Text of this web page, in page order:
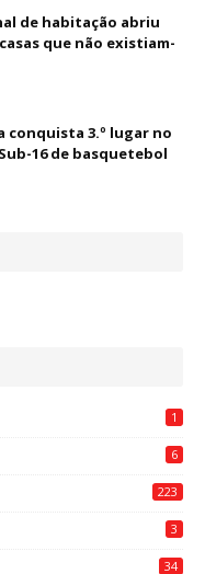
de habitação abriu
que não existiam-
conquista 3.º lugar no
16 de basquetebol
1
6
223
3
34